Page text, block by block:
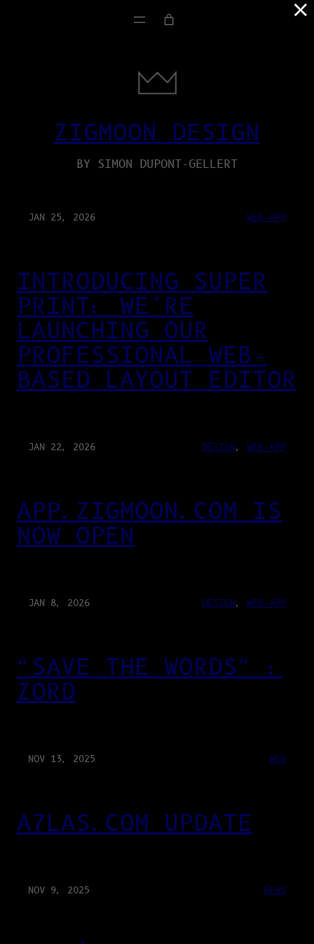
ZIGMOON DESIGN
BY SIMON DUPONT-GELLERT
JAN 25, 2026 WEB-APP
INTRODUCING SUPER
PRINT: WE’RE
LAUNCHING OUR
PROFESSIONAL WEB-
BASED LAYOUT EDITOR
JAN 22, 2026 DESIGN, WEB-APP
APP.ZIGMOON.COM IS
NOW OPEN
JAN 8, 2026 DESIGN, WEB-APP
“SAVE THE WORDS” :
ZORD
NOV 13, 2025 WEB
A7LAS.COM UPDATE
NOV 9, 2025 NEWS
×